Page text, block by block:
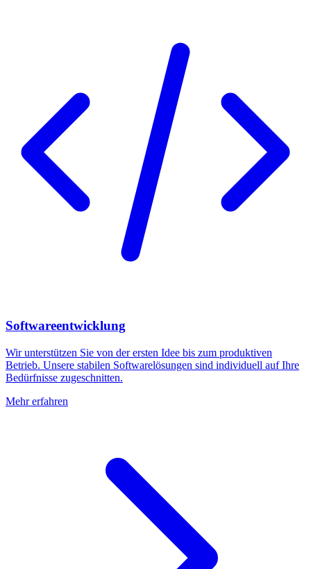
Softwareentwicklung
Wir unterstützen Sie von der ersten Idee bis zum produktiven
Betrieb. Unsere stabilen Softwarelösungen sind individuell auf Ihre
Bedürfnisse zugeschnitten.
Mehr erfahren